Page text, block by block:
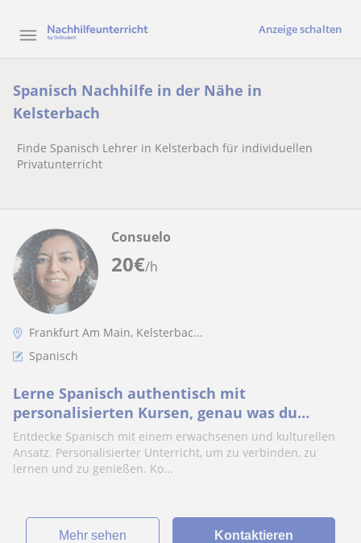
Anzeige schalten
Spanisch Nachhilfe in der Nähe in
Kelsterbach
Finde Spanisch Lehrer in Kelsterbach für individuellen
Privatunterricht
20€/h
Consuelo
Frankfurt Am Main, Kelsterbac...
Spanisch
Lerne Spanisch authentisch mit
personalisierten Kursen, genau was du
brauchst!
Entdecke Spanisch mit einem erwachsenen und kulturellen
Ansatz. Personalisierter Unterricht, um zu verbinden, zu
lernen und zu genießen. Ko...
Mehr sehen Kontaktieren